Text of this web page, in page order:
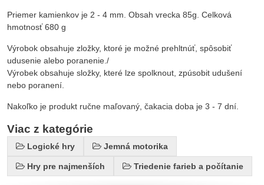
Priemer kamienkov je 2 - 4 mm. Obsah vrecka 85g. Celková
hmotnosť 680 g
Výrobok obsahuje zložky, ktoré je možné prehltnúť, spôsobiť
udusenie alebo poranenie./
Výrobek obsahuje složky, které lze spolknout, zpúsobit udušení
nebo poranení.
Nakoľko je produkt ručne maľovaný, čakacia doba je 3 - 7 dní.
Viac z kategórie
Logické hry Jemná motorika
Hry pre najmenších Triedenie farieb a počítanie